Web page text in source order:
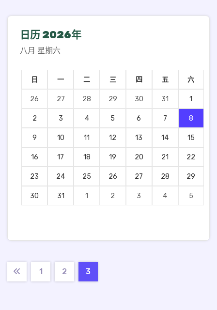
日历 2026年
八月 星期六
日 一 二 三 四 五 六
26 27 28 29 30 31 1
2 3 4 5 6 7 8
9 10 11 12 13 14 15
16 17 18 19 20 21 22
23 24 25 26 27 28 29
30 31 1 2 3 4 5
1 2 3